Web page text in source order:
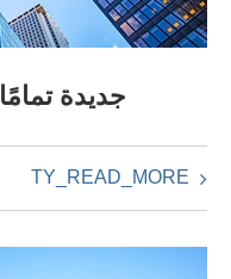
شاشة مقاومة للماء IP67 جديدة تمامًا
TY_READ_MORE